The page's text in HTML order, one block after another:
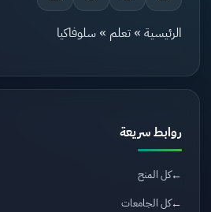
الرئيسية » تعلم » سلوفاكيا
روابط سريعة
كل المنح
كل الجامعات